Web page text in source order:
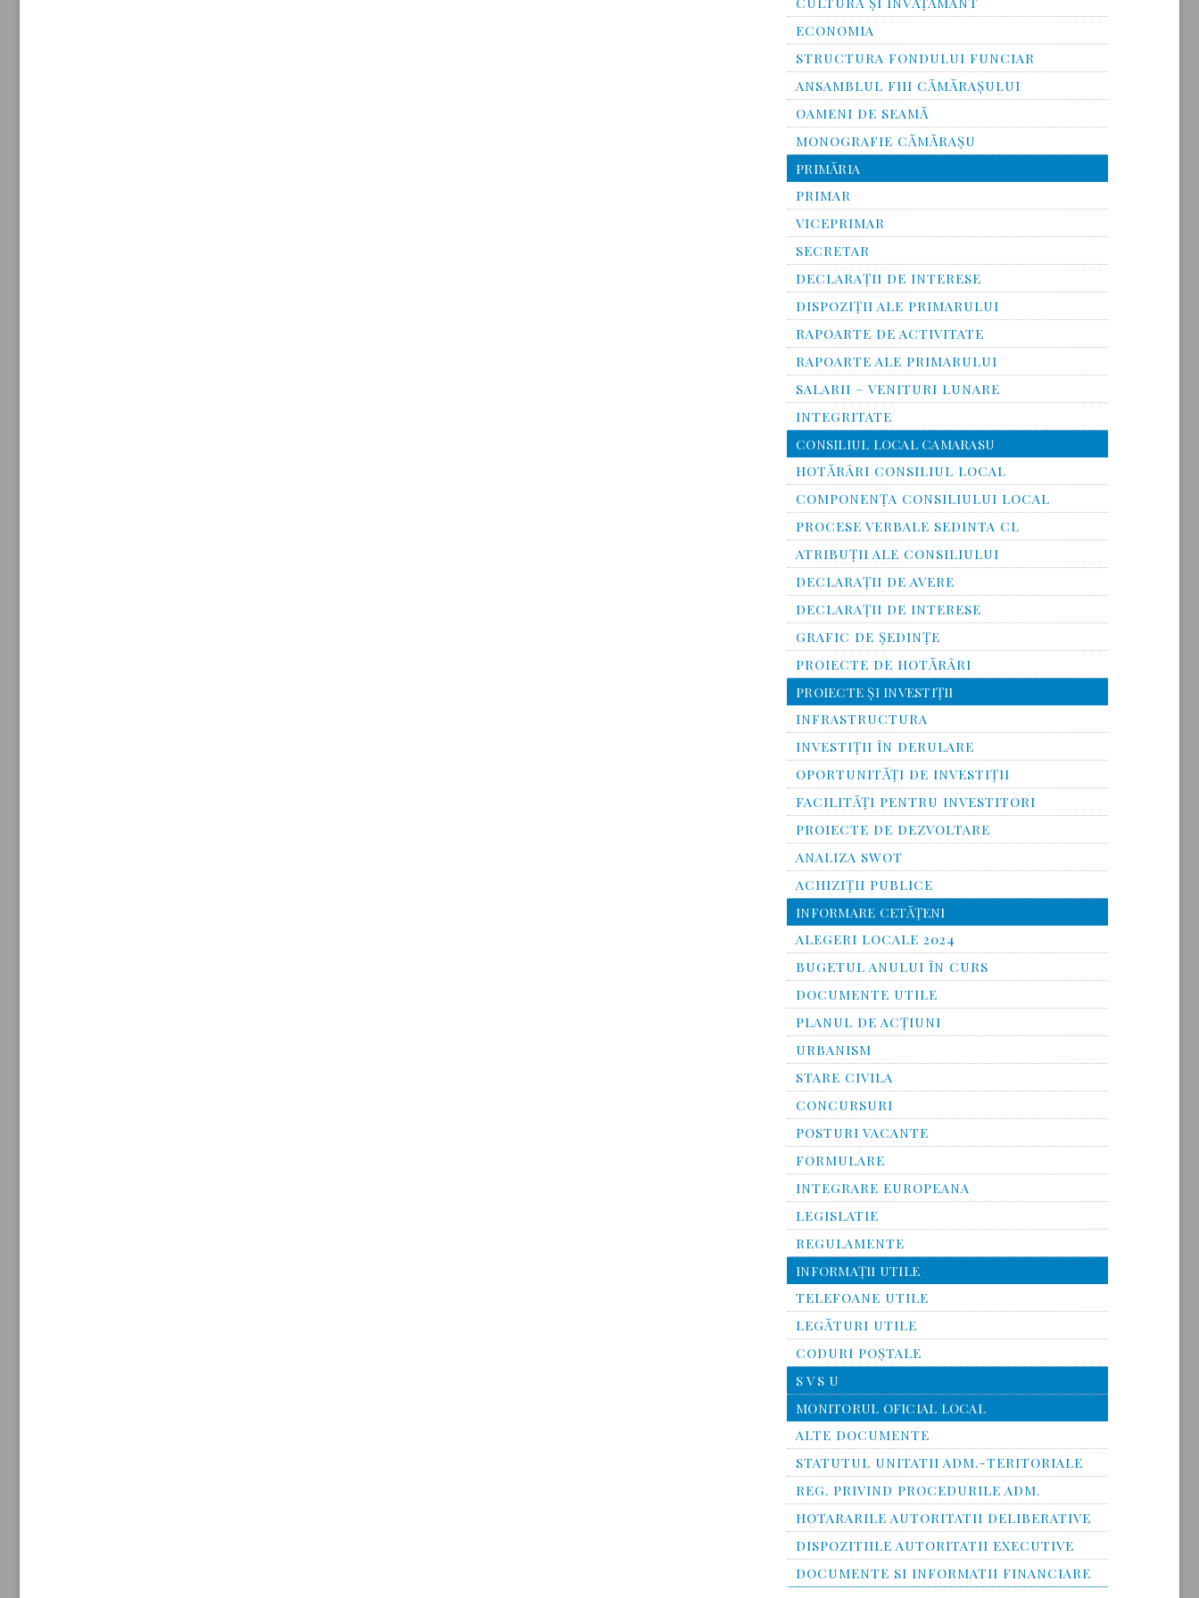
ECONOMIA
STRUCTURA FONDULUI FUNCIAR
ANSAMBLUL FIII CĂMĂRAŞULUI
OAMENI DE SEAMĂ
MONOGRAFIE CĂMĂRAŞU
PRIMĂRIA
PRIMAR
VICEPRIMAR
SECRETAR
DECLARAȚII DE INTERESE
DISPOZIȚII ALE PRIMARULUI
RAPOARTE DE ACTIVITATE
RAPOARTE ALE PRIMARULUI
SALARII – VENITURI LUNARE
INTEGRITATE
CONSILIUL LOCAL CAMARASU
HOTĂRÂRI CONSILIUL LOCAL
COMPONENŢA CONSILIULUI LOCAL
PROCESE VERBALE SEDINTA CL
ATRIBUŢII ALE CONSILIULUI
DECLARAȚII DE AVERE
DECLARAŢII DE INTERESE
GRAFIC DE ŞEDINŢE
PROIECTE DE HOTĂRÂRI
PROIECTE ŞI INVESTIŢII
INFRASTRUCTURA
INVESTIŢII ÎN DERULARE
OPORTUNITĂŢI DE INVESTIŢII
FACILITĂŢI PENTRU INVESTITORI
PROIECTE DE DEZVOLTARE
ANALIZA SWOT
ACHIZIȚII PUBLICE
INFORMARE CETĂŢENI
ALEGERI LOCALE 2024
BUGETUL ANULUI ÎN CURS
DOCUMENTE UTILE
PLANUL DE ACȚIUNI
URBANISM
STARE CIVILA
CONCURSURI
POSTURI VACANTE
FORMULARE
INTEGRARE EUROPEANA
LEGISLATIE
REGULAMENTE
INFORMAŢII UTILE
TELEFOANE UTILE
LEGĂTURI UTILE
CODURI POŞTALE
S V S U
MONITORUL OFICIAL LOCAL
ALTE DOCUMENTE
STATUTUL UNITATII ADM.-TERITORIALE
REG. PRIVIND PROCEDURILE ADM.
HOTARARILE AUTORITATII DELIBERATIVE
DISPOZITIILE AUTORITATII EXECUTIVE
DOCUMENTE SI INFORMATII FINANCIARE